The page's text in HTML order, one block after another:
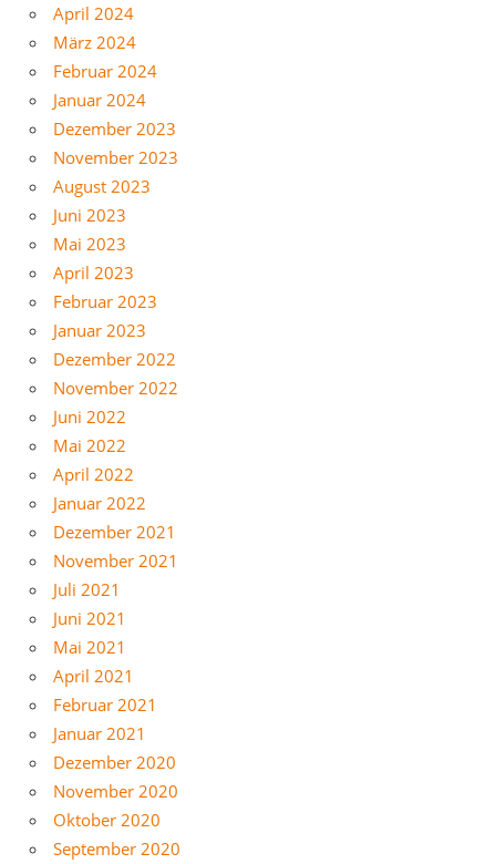
April 2024
März 2024
Februar 2024
Januar 2024
Dezember 2023
November 2023
August 2023
Juni 2023
Mai 2023
April 2023
Februar 2023
Januar 2023
Dezember 2022
November 2022
Juni 2022
Mai 2022
April 2022
Januar 2022
Dezember 2021
November 2021
Juli 2021
Juni 2021
Mai 2021
April 2021
Februar 2021
Januar 2021
Dezember 2020
November 2020
Oktober 2020
September 2020